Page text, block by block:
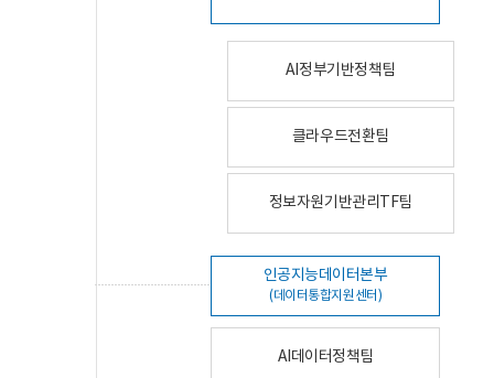
AI정부기반정책팀
클라우드전환팀
정보자원기반관리TF팀
인공지능데이터본부
(데이터통합지원센터)
AI데이터정책팀